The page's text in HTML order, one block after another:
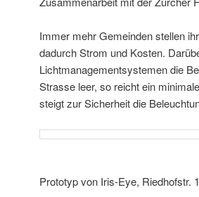
Immer mehr Gemeinden stellen
dadurch Strom und Kosten.
Lichtmanagementsystemen die
Strasse leer, so reicht ein
steigt zur Sicherheit die
Prototyp von Iris-Eye, Riedhofstr.